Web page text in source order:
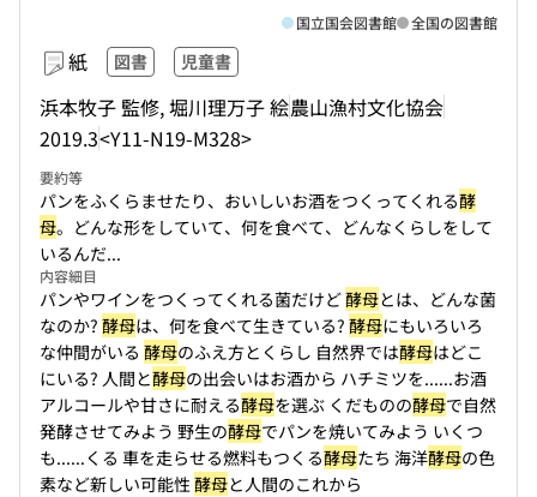
紙 図書 児童書
浜本牧子 監修, 堀川理万子 絵農山漁村文化協会
2019.3<Y11-N19-M328>
国立国会図書館 全国の図書館
要約等
パンをふくらませたり、おいしいお酒をつくってくれる酵
母。どんな形をしていて、何を食べて、どんなくらしをして
いるんだ...
内容細目
パンやワインをつくってくれる菌だけど酵母とは、どんな菌
なのか? 酵母は、何を食べて生きている? 酵母にもいろいろ
な仲間がいる 酵母のふえ方とくらし 自然界では酵母はどこ
にいる? 人間と酵母の出会いはお酒から ハチミツを......お酒
アルコールや甘さに耐える酵母を選ぶ くだものの酵母で自然
発酵させてみよう 野生の酵母でパンを焼いてみよう いくつ
も......くる 車を走らせる燃料もつくる酵母たち 海洋酵母の色
素など新しい可能性酵母と人間のこれから